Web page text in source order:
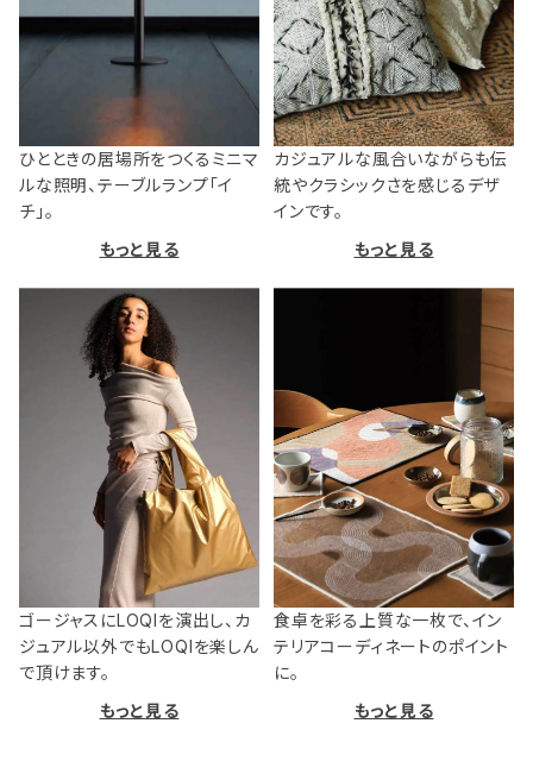
ひとときの居場所をつくるミニマ
ルな照明、テーブルランプ「イ
チ」。
もっと見る
カジュアルな風合いながらも伝
統やクラシックさを感じるデザ
インです。
もっと見る
ゴージャスにLOQIを演出し、カ
ジュアル以外でもLOQIを楽しん
で頂けます。
もっと見る
食卓を彩る上質な一枚で、イン
テリアコーディネートのポイント
に。
もっと見る